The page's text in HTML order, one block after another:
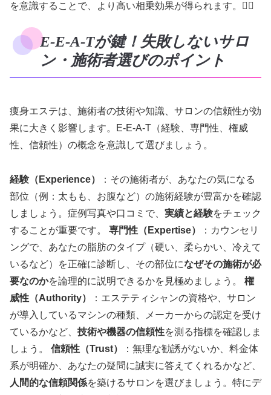
を意識することで、より高い相乗効果が得られます。🧘‍♀️
E-E-A-Tが鍵！失敗しないサロ
ン・施術者選びのポイント
痩身エステは、施術者の技術や知識、サロンの信頼性が効
果に大きく影響します。E-E-A-T（経験、専門性、権威
性、信頼性）の概念を意識して選びましょう。
経験（Experience）
：その施術者が、あなたの気になる
部位（例：太もも、お腹など）の施術経験が豊富かを確認
しましょう。症例写真や口コミで、 実績と経験をチェック
することが重要です。 専門性（Expertise）
：カウンセリ
ングで、あなたの脂肪のタイプ（硬い、柔らかい、冷えて
いるなど）を正確に診断し、その部位になぜその施術が必
要なのかを論理的に説明できるかを見極めましょう。 権
威性（Authority）
：エステティシャンの資格や、サロン
が導入しているマシンの種類、メーカーからの認定を受け
ているかなど、 技術や機器の信頼性を測る指標を確認しま
しょう。 信頼性（Trust）
：無理な勧誘がないか、料金体
系が明確か、あなたの疑問に誠実に答えてくれるかなど、
人間的な信頼関係を築けるサロンを選びましょう。特にデ